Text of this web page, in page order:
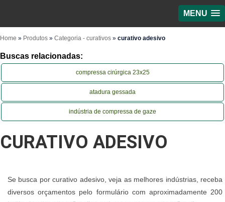
MENU
Home » Produtos » Categoria - curativos » curativo adesivo
Buscas relacionadas:
compressa cirúrgica 23x25
atadura gessada
indústria de compressa de gaze
CURATIVO ADESIVO
Se busca por curativo adesivo, veja as melhores indústrias, receba
diversos orçamentos pelo formulário com aproximadamente 200